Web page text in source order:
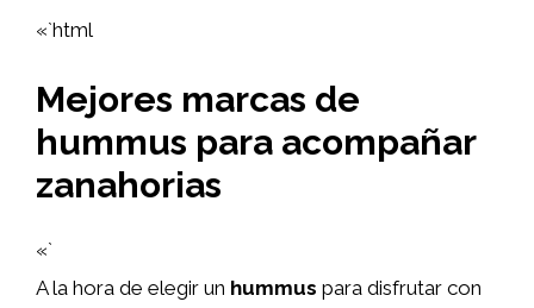
«`html
Mejores marcas de
hummus para acompañar
zanahorias
«`
A la hora de elegir un hummus para disfrutar con